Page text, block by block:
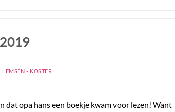
- KOSTER
opa hans een boekje kwam voor lezen! Want